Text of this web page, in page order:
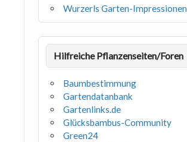
Wurzerls Garten-Impressionen
Hilfreiche Pflanzenseiten/Foren
Baumbestimmung
Gartendatanbank
Gartenlinks.de
Glücksbambus-Community
Green24